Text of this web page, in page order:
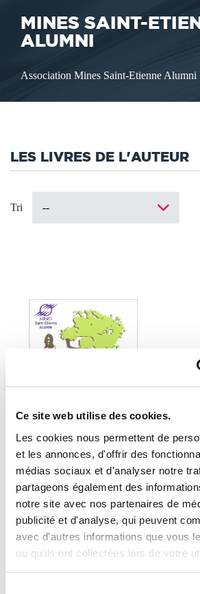
Ce site web utilise des cookies.
Les cookies nous permettent de
et les annonces, d'offrir des
médias sociaux et d'analyser notre
partageons également des
notre site avec nos partenaires de
publicité et d'analyse, qui peuvent
avec d'autres informations que vous
ou qu'ils ont collectées lors de votre
MINES SAINT-
ALUMNI
Association Mines Saint-Etienne Alumni
LES LIVRES DE L'AUTEUR
Tri
(0 avis)
Mines Saint-Etienne Alumni
INGÉNIEUR
HUMANISTE
Essais sociétaux